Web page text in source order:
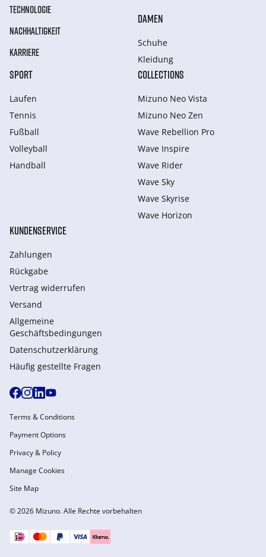
TECHNOLOGIE
NACHHALTIGKEIT
KARRIERE
DAMEN
Schuhe
Kleidung
SPORT
Laufen
Tennis
Fußball
Volleyball
Handball
COLLECTIONS
Mizuno Neo Vista
Mizuno Neo Zen
Wave Rebellion Pro
Wave Inspire
Wave Rider
Wave Sky
Wave Skyrise
Wave Horizon
KUNDENSERVICE
Zahlungen
Rückgabe
Vertrag widerrufen
Versand
Allgemeine
Geschäftsbedingungen
Datenschutzerklärung
Häufig gestellte Fragen
© 2026 Mizuno. Alle Rechte vorbehalten
Terms & Conditions
Payment Options
Privacy & Policy
Manage Cookies
Site Map